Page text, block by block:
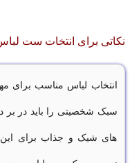
نکاتی برای انتخات ست
انتخاب لباس مناسب برای
سبک شخصیتی را باید در بر
های شیک و جذاب برای